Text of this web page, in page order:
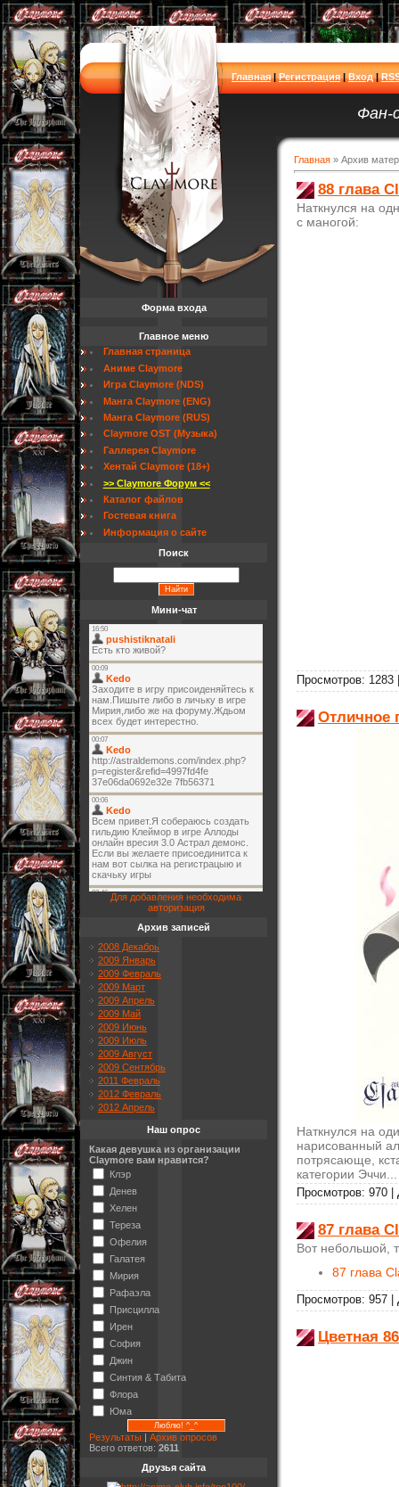
Главная|Регистрация|Вход|
Фан-
Главная » Архив
88 глава
Наткнулся на
с маногой:
Просмотров:
Отличное
Наткнулся на
нарисованный
потрясающе,
категории
Просмотров: 970
87 глава
Вот небольшой,
87 глава
Просмотров: 957
Цветная
Форма входа
Главное меню
Главная страница
Аниме Claymore
Игра Claymore (NDS)
Манга Claymore (ENG)
Манга Claymore (RUS)
Claymore OST (Музыка)
Галлерея Claymore
Хентай Claymore (18+)
>> Claymore Форум <<
Каталог файлов
Гостевая книга
Информация о сайте
Поиск
Мини-чат
Для добавления необходима
авторизация
Архив записей
2008 Декабрь
2009 Январь
2009 Февраль
2009 Март
2009 Апрель
2009 Май
2009 Июнь
2009 Июль
2009 Август
2009 Сентябрь
2011 Февраль
2012 Февраль
2012 Апрель
Наш опрос
Какая девушка из организации
Claymore вам нравится?
Клэр
Денев
Хелен
Тереза
Офелия
Галатея
Мирия
Рафаэла
Присцилла
Ирен
София
Джин
Синтия & Табита
Флора
Юма
Результаты
Архив опросов
Всего ответов: 2611
Друзья сайта